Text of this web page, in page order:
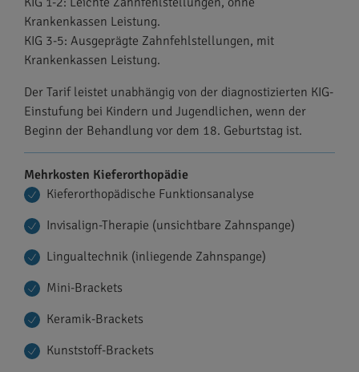
Krankenkassen Leistung.
KIG 3-5: Ausgeprägte Zahnfehlstellungen, mit
Krankenkassen Leistung.
Der Tarif leistet unabhängig von der diagnostizierten KIG-
Einstufung bei Kindern und Jugendlichen, wenn der
Beginn der Behandlung vor dem 18. Geburtstag ist.
Mehrkosten Kieferorthopädie
Kieferorthopädische Funktionsanalyse
Invisalign-Therapie (unsichtbare Zahnspange)
Lingualtechnik (inliegende Zahnspange)
Mini-Brackets
Keramik-Brackets
Kunststoff-Brackets